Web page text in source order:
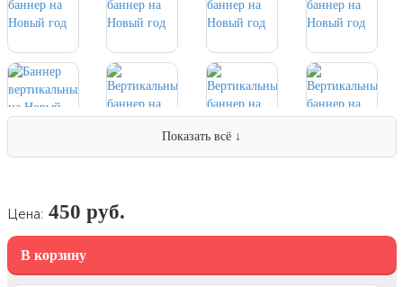
13 ноября, День Войск РХБЗ
19 ноября, День Ракетных Войск и
Артиллерии
День матери (последнее воскресенье
ноября)
контрнаступления советских войск
борьбы с коррупцией
9 декабря, День Героев Отечества
12 декабря, День конституции РФ
Показать всё ↓
Цена: 450 руб.
В корзину